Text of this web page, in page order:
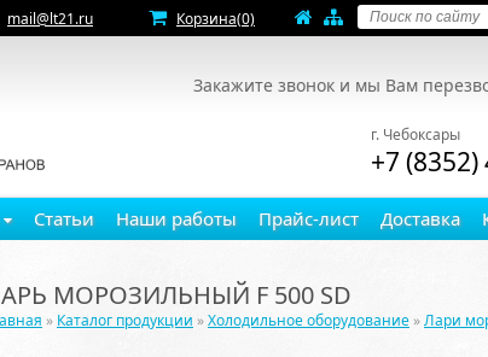
mail@lt21.ru Корзина(0)
Закажите звонок и мы Вам
г. Чебоксары
+7 (8352)
Статьи Наши работы Прайс-лист Доставка
МОРОЗИЛЬНЫЙ F 500 SD
» Каталог продукции »Холодильное оборудование »Лари